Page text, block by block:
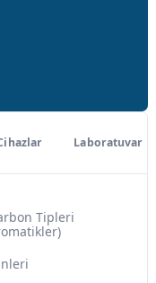
Laboratuvar
Tipleri